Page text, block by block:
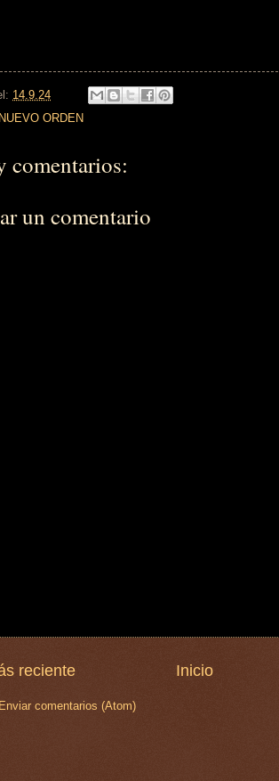
14.9.24
NUEVO ORDEN
comentarios:
un comentario
reciente Inicio
Enviar comentarios (Atom)